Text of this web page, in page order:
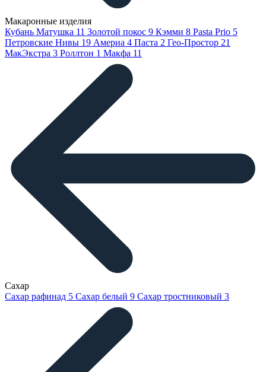
Макаронные изделия
Кубань Матушка 11 Золотой покос 9 Кэмми 8 Pasta Prio 5
Петровские Нивы 19 Америа 4 Паста 2 Гео-Простор 21
МакЭкстра 3 Роллтон 1 Макфа 11
Сахар
Сахар рафинад 5 Сахар белый 9 Сахар тростниковый 3